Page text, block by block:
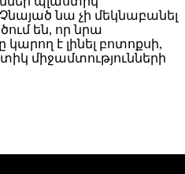
նա չի մեկնաբանել
են, որ նրա
է լինել բոտոքսի,
միջամտությունների